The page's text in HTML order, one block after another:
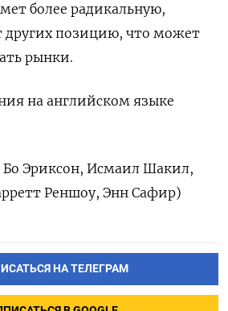
более радикальную,
позицию, что может
рынки.
на английском языке
Эриксон, Исмаил Шакил,
Реншоу, Энн Сафир)
НА ТЕЛЕГРАМ